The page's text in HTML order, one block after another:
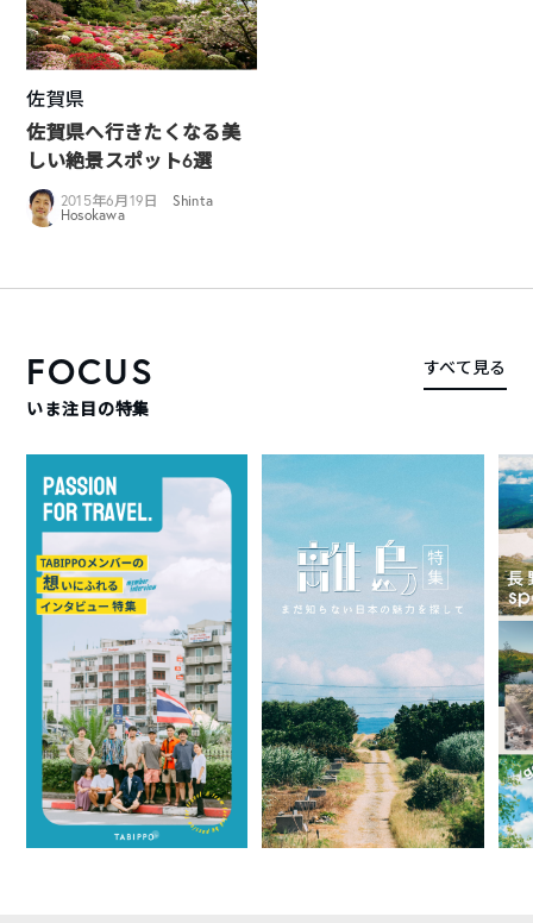
佐賀県
佐賀県へ行きたくなる美
しい絶景スポット6選
2015年6月19日
Shinta
Hosokawa
FOCUS
いま注目の特集
すべて見る